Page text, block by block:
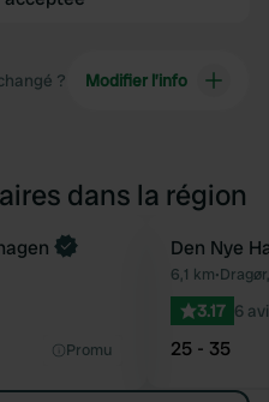
? Modifier l’info
dans la région
Préféré
Promu
Den Nye
6,1 km•
3.17 6
25 - 35